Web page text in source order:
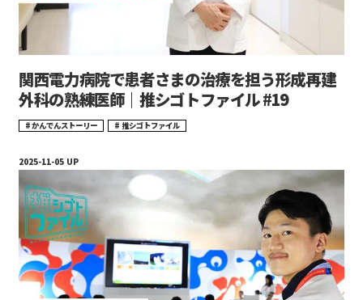
関西電力病院で患者さまの治療を担う形成再建
外科の熟練医師｜推シゴトファイル #19
かんでんストーリー 推シゴトファイル